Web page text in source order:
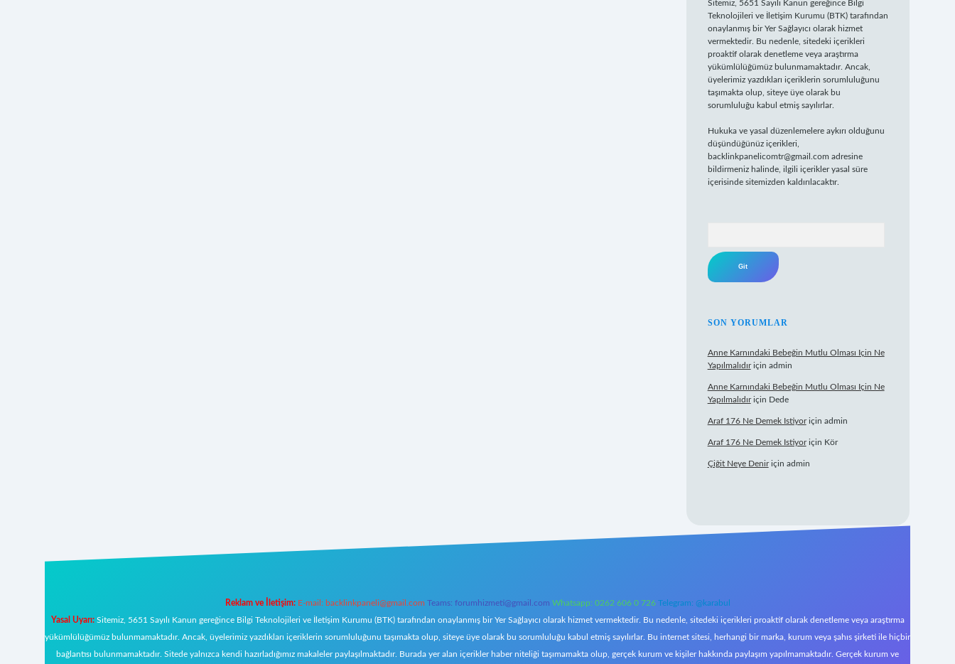
Sitemiz, 5651 Sayılı Kanun gereğince Bilgi
Teknolojileri ve İletişim Kurumu (BTK) tarafından
onaylanmış bir Yer Sağlayıcı olarak hizmet
vermektedir. Bu nedenle, sitedeki içerikleri
proaktif olarak denetleme veya araştırma
yükümlülüğümüz bulunmamaktadır. Ancak,
üyelerimiz yazdıkları içeriklerin sorumluluğunu
taşımakta olup, siteye üye olarak bu
sorumluluğu kabul etmiş sayılırlar.
Hukuka ve yasal düzenlemelere aykırı olduğunu
düşündüğünüz içerikleri,
backlinkpanelicomtr@gmail.com adresine
bildirmeniz halinde, ilgili içerikler yasal süre
içerisinde sitemizden kaldırılacaktır.
SON YORUMLAR
Anne Karnındaki Bebeğin Mutlu Olması Için Ne
Yapılmalıdıriçin admin
Anne Karnındaki Bebeğin Mutlu Olması Için Ne
Yapılmalıdıriçin Dede
Araf 176 Ne Demek Istiyoriçin admin
Araf 176 Ne Demek Istiyoriçin Kör
Çiğit Neye Deniriçin admin
Reklam ve İletişim: E-mail: backlinkpaneli@gmail.com Teams: forumhizmeti@gmail.com Whatsapp: 0262 606 0 726 Telegram: @karabul
Yasal Uyarı:Sitemiz, 5651 Sayılı Kanun gereğince Bilgi Teknolojileri ve İletişim Kurumu (BTK) tarafından onaylanmış bir Yer Sağlayıcı olarak hizmet vermektedir. Bu nedenle, sitedeki içerikleri proaktif olarak denetleme veya araştırma
yükümlülüğümüz bulunmamaktadır. Ancak, üyelerimiz yazdıkları içeriklerin sorumluluğunu taşımakta olup, siteye üye olarak bu sorumluluğu kabul etmiş sayılırlar. Bu internet sitesi, herhangi bir marka, kurum veya şahıs şirketi ile hiçbir
bağlantısı bulunmamaktadır. Sitede yalnızca kendi hazırladığımız makaleler paylaşılmaktadır. Burada yer alan içerikler haber niteliği taşımamakta olup, gerçek kurum ve kişiler hakkında paylaşım yapılmamaktadır. Gerçek kurum ve